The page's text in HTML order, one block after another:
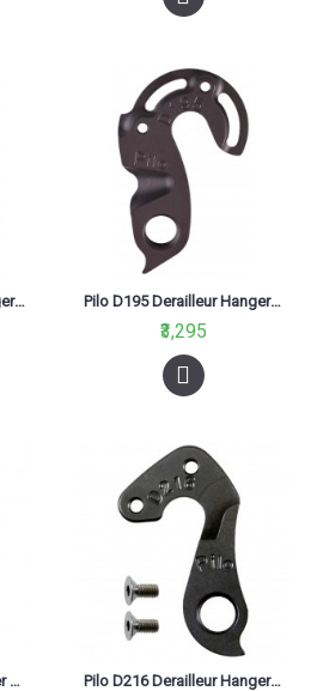
Pilo D193 Derailleur Hanger For Trek Road Pilot Pilo D195 Derailleur Hanger For Dropout Cannondale Scalpel 2010
₹3,295
Pilo D21 Derailleur Hanger For Trek Fuel,Remedy,Navigator,Alpha,Elite Pilo D216 Derailleur Hanger Focus Izalco Black